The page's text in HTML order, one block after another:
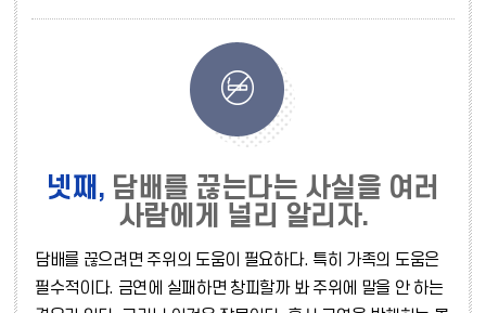
넷째, 담배를 끊는다는 사실을 여러
사람에게 널리 알리자.
담배를 끊으려면 주위의 도움이 필요하다. 특히 가족의 도움은
필수적이다. 금연에 실패하면 창피할까 봐 주위에 말을 안 하는